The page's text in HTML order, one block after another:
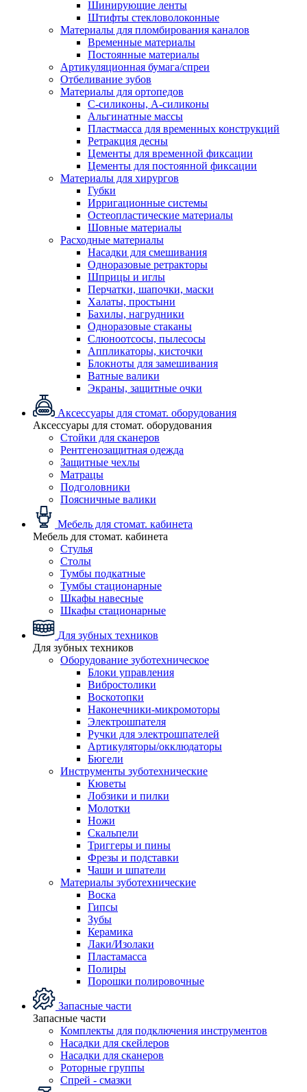
Шинирующие ленты
Штифты стекловолоконные
Материалы для пломбирования каналов
Временные материалы
Постоянные материалы
Артикуляционная бумага/спреи
Отбеливание зубов
Материалы для ортопедов
C-силиконы, А-силиконы
Альгинатные массы
Пластмасса для временных конструкций
Ретракция десны
Цементы для временной фиксации
Цементы для постоянной фиксации
Материалы для хирургов
Губки
Ирригационные системы
Остеопластические материалы
Шовные материалы
Расходные материалы
Насадки для смешивания
Одноразовые ретракторы
Шприцы и иглы
Перчатки, шапочки, маски
Халаты, простыни
Бахилы, нагрудники
Одноразовые стаканы
Слюноотсосы, пылесосы
Аппликаторы, кисточки
Блокноты для замешивания
Ватные валики
Экраны, защитные очки
Аксессуары для стомат. оборудования
Аксессуары для стомат. оборудования
Стойки для сканеров
Рентгенозащитная одежда
Защитные чехлы
Матрацы
Подголовники
Поясничные валики
Мебель для стомат. кабинета
Мебель для стомат. кабинета
Стулья
Столы
Тумбы подкатные
Тумбы стационарные
Шкафы навесные
Шкафы стационарные
Для зубных техников
Для зубных техников
Оборудование зуботехническое
Блоки управления
Вибростолики
Воскотопки
Наконечники-микромоторы
Электрошпателя
Ручки для электрошпателей
Артикуляторы/окклюдаторы
Бюгели
Инструменты зуботехнические
Кюветы
Лобзики и пилки
Молотки
Ножи
Скальпели
Триггеры и пины
Фрезы и подставки
Чаши и шпатели
Материалы зуботехнические
Воска
Гипсы
Зубы
Керамика
Лаки/Изолаки
Пластамасса
Полиры
Порошки полировочные
Запасные части
Запасные части
Комплекты для подключения инструментов
Насадки для скейлеров
Насадки для сканеров
Роторные группы
Спрей - смазки